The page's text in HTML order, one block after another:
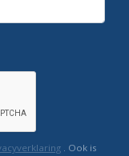
. Ook is